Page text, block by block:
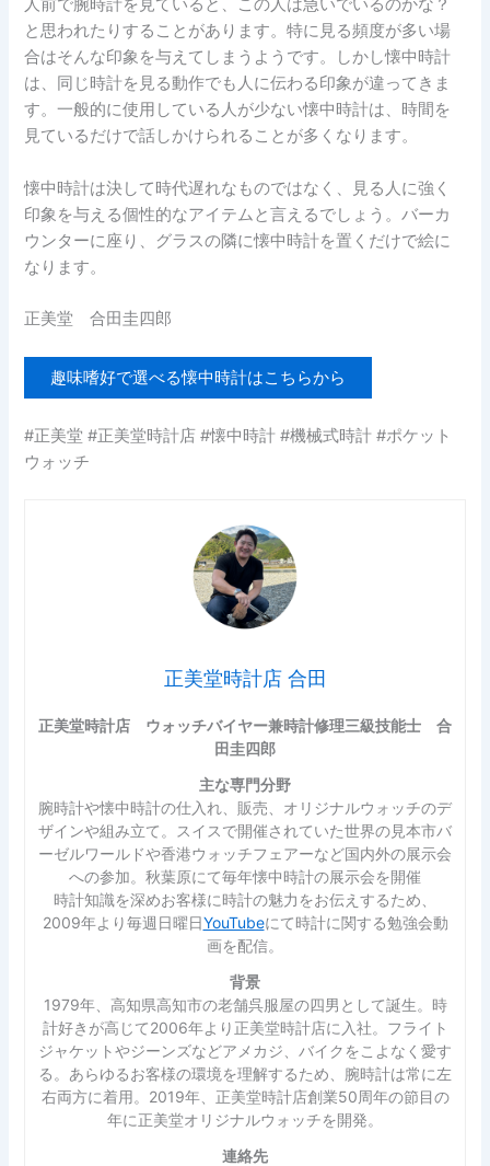
人前で腕時計を見ていると、この人は急いでいるのかな？
と思われたりすることがあります。特に見る頻度が多い場
合はそんな印象を与えてしまうようです。しかし懐中時計
は、同じ時計を見る動作でも人に伝わる印象が違ってきま
す。一般的に使用している人が少ない懐中時計は、時間を
見ているだけで話しかけられることが多くなります。
懐中時計は決して時代遅れなものではなく、見る人に強く
印象を与える個性的なアイテムと言えるでしょう。バーカ
ウンターに座り、グラスの隣に懐中時計を置くだけで絵に
なります。
正美堂 合田圭四郎
趣味嗜好で選べる懐中時計はこちらから
#正美堂 #正美堂時計店 #懐中時計 #機械式時計 #ポケット
ウォッチ
正美堂時計店 合田
正美堂時計店 ウォッチバイヤー兼時計修理三級技能士 合
田圭四郎
主な専門分野
腕時計や懐中時計の仕入れ、販売、オリジナルウォッチのデ
ザインや組み立て。スイスで開催されていた世界の見本市バ
ーゼルワールドや香港ウォッチフェアーなど国内外の展示会
への参加。秋葉原にて毎年懐中時計の展示会を開催
時計知識を深めお客様に時計の魅力をお伝えするため、
2009年より毎週日曜日YouTubeにて時計に関する勉強会動
画を配信。
背景
1979年、高知県高知市の老舗呉服屋の四男として誕生。時
計好きが高じて2006年より正美堂時計店に入社。フライト
ジャケットやジーンズなどアメカジ、バイクをこよなく愛す
る。あらゆるお客様の環境を理解するため、腕時計は常に左
右両方に着用。2019年、正美堂時計店創業50周年の節目の
年に正美堂オリジナルウォッチを開発。
連絡先